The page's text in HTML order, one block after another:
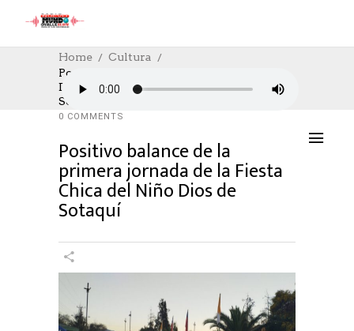
Home
Cultura
Positivo Balance De La Primera Jornada
De La Fiesta Chica Del Niño Dios De
Sotaquí
CULTURA,CULTURE
02/09/2024
AUTHOR: HECTOR
0 COMMENTS
Positivo balance de la
primera jornada de la Fiesta
Chica del Niño Dios de
Sotaquí